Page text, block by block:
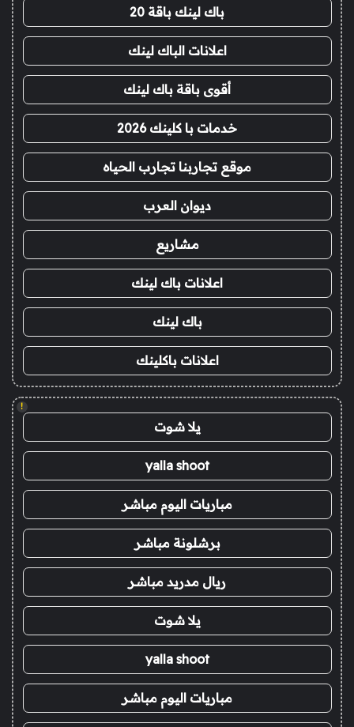
باك لينك باقة 20
اعلانات الباك لينك
أقوى باقة باك لينك
خدمات با كلينك 2026
موقع تجاربنا تجارب الحياه
ديوان العرب
مشاريع
اعلانات باك لينك
باك لينك
اعلانات باكلينك
!
يلا شوت
yalla shoot
مباريات اليوم مباشر
برشلونة مباشر
ريال مدريد مباشر
يلا شوت
yalla shoot
مباريات اليوم مباشر